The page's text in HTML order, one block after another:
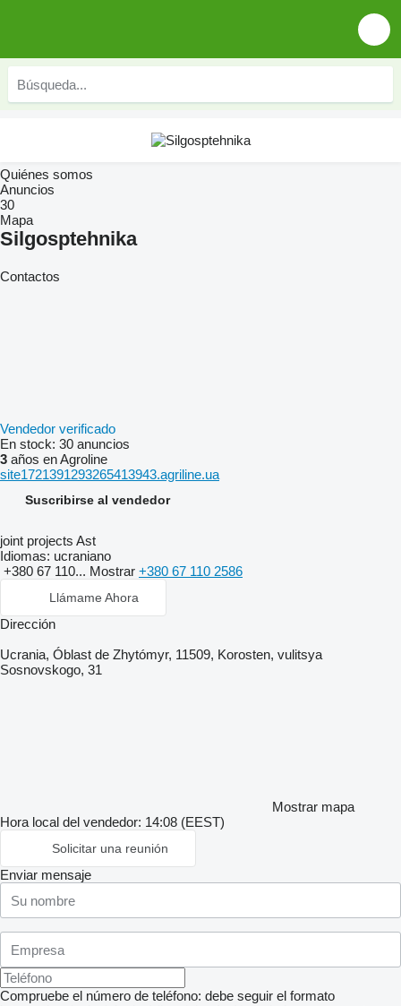
Quiénes somos
Anuncios
30
Mapa
Silgosptehnika
Contactos
Vendedor verificado
En stock: 30 anuncios
3 años en Agroline
site1721391293265413943.agriline.ua
Suscribirse al vendedor
joint projects Ast
Idiomas: ucraniano
+380 67 110... Mostrar +380 67 110 2586
Llámame Ahora
Dirección
Ucrania, Óblast de Zhytómyr, 11509, Korosten, vulitsya
Sosnovskogo, 31
Mostrar mapa
Hora local del vendedor: 14:08 (EEST)
Solicitar una reunión
Enviar mensaje
Compruebe el número de teléfono: debe seguir el formato